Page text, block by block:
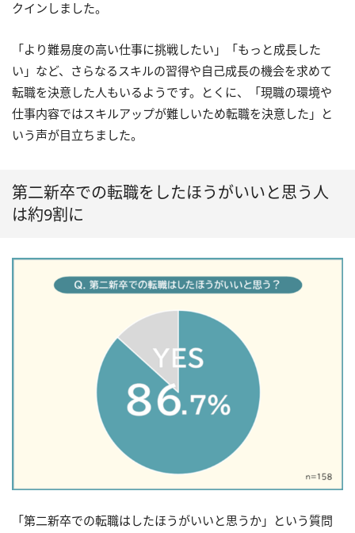
クインしました。
「より難易度の高い仕事に挑戦したい」「もっと成長した
い」など、さらなるスキルの習得や自己成長の機会を求めて
転職を決意した人もいるようです。とくに、「現職の環境や
仕事内容ではスキルアップが難しいため転職を決意した」と
いう声が目立ちました。
第二新卒での転職をしたほうがいいと思う人
は約9割に
「第二新卒での転職はしたほうがいいと思うか」という質問